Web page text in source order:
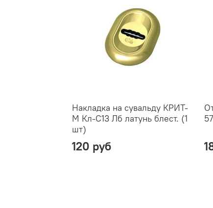
Накладка на сувальду КРИТ-
М Кл-С13 Лб латунь блест. (1
шт)
120 руб